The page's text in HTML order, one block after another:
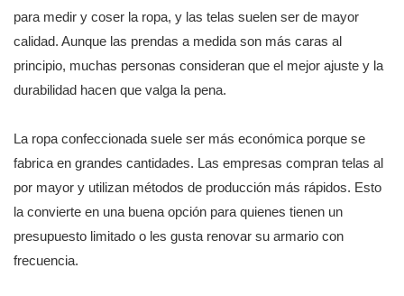
para medir y coser la ropa, y las telas suelen ser de mayor
calidad. Aunque las prendas a medida son más caras al
principio, muchas personas consideran que el mejor ajuste y la
durabilidad hacen que valga la pena.
La ropa confeccionada suele ser más económica porque se
fabrica en grandes cantidades. Las empresas compran telas al
por mayor y utilizan métodos de producción más rápidos. Esto
la convierte en una buena opción para quienes tienen un
presupuesto limitado o les gusta renovar su armario con
frecuencia.